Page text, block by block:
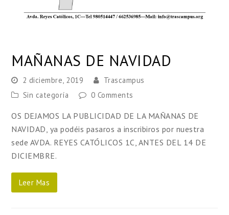
MAÑANAS DE NAVIDAD
2 diciembre, 2019
Trascampus
Sin categoría
0 Comments
OS DEJAMOS LA PUBLICIDAD DE LA MAÑANAS DE
NAVIDAD, ya podéis pasaros a inscribiros por nuestra
sede AVDA. REYES CATÓLICOS 1C, ANTES DEL 14 DE
DICIEMBRE.
Leer Mas